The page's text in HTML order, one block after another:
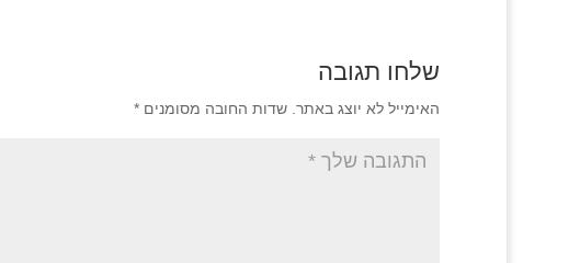
שלחו תגובה
האימייל לא יוצג באתר. שדות החובה מסומנים *